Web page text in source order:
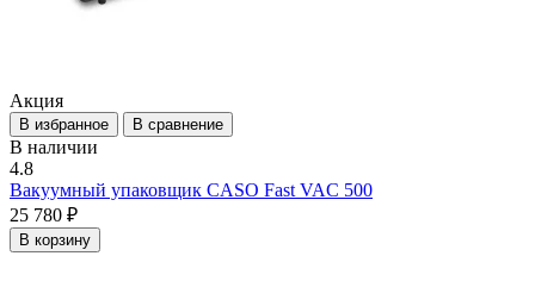
Акция
В избранное В сравнение
В наличии
4.8
Вакуумный упаковщик CASO Fast VAC 500
25 780 ₽
В корзину